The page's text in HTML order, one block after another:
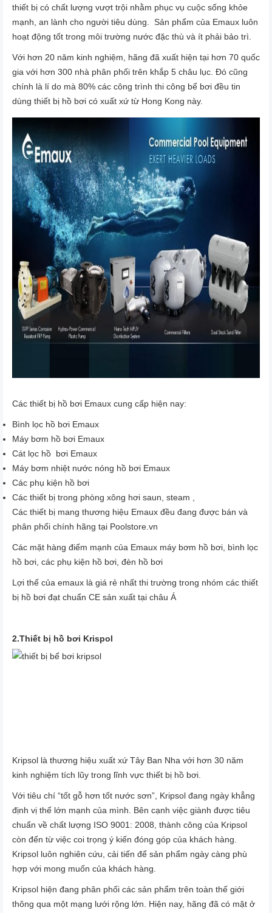
thiết bị có chất lượng vượt trội nhằm phục vụ cuộc sống khỏe
mạnh, an lành cho người tiêu dùng. Sản phẩm của Emaux luôn
hoạt động tốt trong môi trường nước đặc thù và ít phải bảo trì.
Với hơn 20 năm kinh nghiệm, hãng đã xuất hiện tại hơn 70 quốc
gia với hơn 300 nhà phân phối trên khắp 5 châu lục. Đó cũng
chính là lí do mà 80% các công trình thi công bể bơi đều tin
dùng thiết bị hồ bơi có xuất xứ từ Hong Kong này.
Các thiết bị hồ bơi Emaux cung cấp hiện nay:
Bình lọc hồ bơi Emaux
Máy bơm hồ bơi Emaux
Cát lọc hồ bơi Emaux
Máy bơm nhiệt nước nóng hồ bơi Emaux
Các phụ kiện hồ bơi
Các thiết bị trong phòng xông hơi saun, steam ,
Các thiết bị mang thương hiệu Emaux đều đang được bán và
phân phối chính hãng tại Poolstore.vn
Các mặt hàng điểm mạnh của Emaux máy bơm hồ bơi, bình lọc
hồ bơi, các phụ kiện hồ bơi, đèn hồ bơi
Lợi thế của emaux là giá rẻ nhất thi trường trong nhóm các thiết
bị hồ bơi đạt chuẩn CE sản xuất tại châu Á
2.Thiết bị hồ bơi Krispol
Kripsol là thương hiệu xuất xứ Tây Ban Nha với hơn 30 năm
kinh nghiệm tích lũy trong lĩnh vực thiết bị hồ bơi.
Với tiêu chí “tốt gỗ hơn tốt nước sơn”, Kripsol đang ngày khẳng
định vị thế lớn mạnh của mình. Bên cạnh việc giành được tiêu
chuẩn về chất lượng ISO 9001: 2008, thành công của Kripsol
còn đến từ việc coi trọng ý kiến đóng góp của khách hàng.
Kripsol luôn nghiên cứu, cải tiến để sản phẩm ngày càng phù
hợp với mong muốn của khách hàng.
Kripsol hiện đang phân phối các sản phẩm trên toàn thế giới
thông qua một mạng lưới rộng lớn. Hiện nay, hãng đã có mặt ở